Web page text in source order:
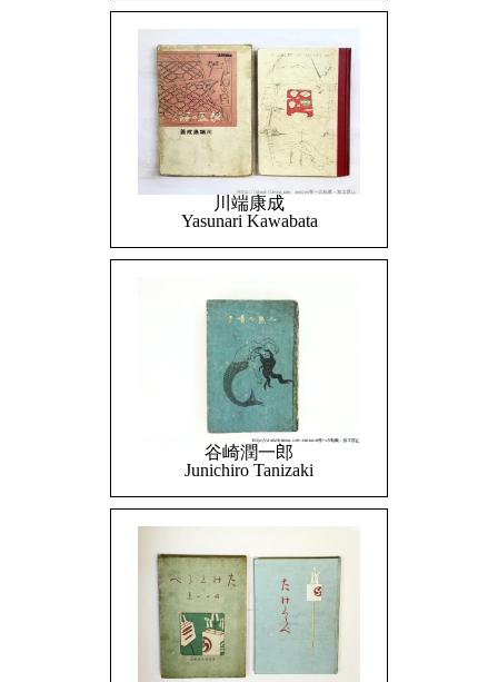
川端康成
Yasunari Kawabata
谷崎潤一郎
Junichiro Tanizaki